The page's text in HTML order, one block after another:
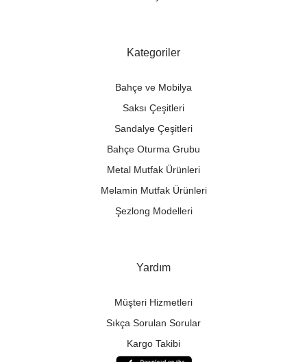
Kategoriler
Bahçe ve Mobilya
Saksı Çeşitleri
Sandalye Çeşitleri
Bahçe Oturma Grubu
Metal Mutfak Ürünleri
Melamin Mutfak Ürünleri
Şezlong Modelleri
Yardım
Müşteri Hizmetleri
Sıkça Sorulan Sorular
Kargo Takibi